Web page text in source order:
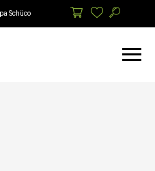
Schüco